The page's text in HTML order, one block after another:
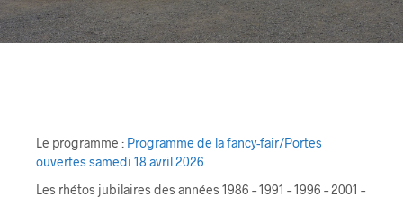
Le programme : Programme de la fancy-fair/Portes
ouvertes samedi 18 avril 2026
Les rhétos jubilaires des années 1986 – 1991 – 1996 – 2001 –